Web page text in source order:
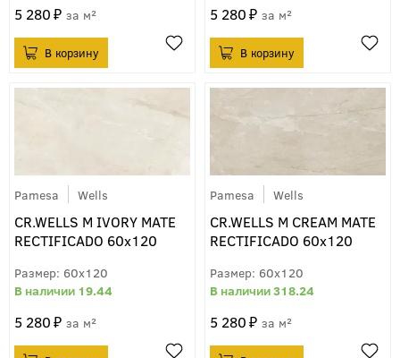
5 280 м² 5 280 м²
Pamesa Wells
CR.WELLS M IVORY MATE
RECTIFICADO 60x120
60x120
19.44
5 280 м²
Pamesa Wells
CR.WELLS M CREAM MATE
RECTIFICADO 60x120
60x120
318.24
5 280 м²